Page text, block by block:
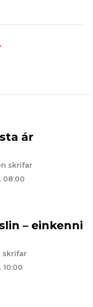
ár
skrifar
08:00
– einkenni
skrifar
10:00